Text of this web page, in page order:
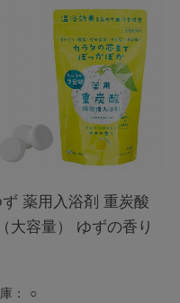
ず 薬用入浴剤 重炭酸
大容量） ゆずの香り
： ○